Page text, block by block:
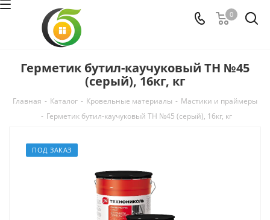
0
Герметик бутил-каучуковый ТН №45
(серый), 16кг, кг
Главная - Каталог - Кровельные материалы - Мастики и праймеры
- Герметик бутил-каучуковый ТН №45 (серый), 16кг, кг
ПОД ЗАКАЗ